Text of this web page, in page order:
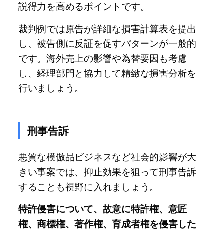
説得力を高めるポイントです。
裁判例では原告が詳細な損害計算表を提出
し、被告側に反証を促すパターンが一般的
です。海外売上の影響や為替要因も考慮
し、経理部門と協力して精緻な損害分析を
行いましょう。
刑事告訴
悪質な模倣品ビジネスなど社会的影響が大
きい事案では、抑止効果を狙って刑事告訴
することも視野に入れましょう。
特許侵害について、故意に特許権、意匠
権、商標権、著作権、育成者権を侵害した